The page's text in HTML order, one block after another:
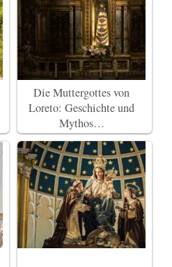
Die Muttergottes von
Loreto: Geschichte und
Mythos…